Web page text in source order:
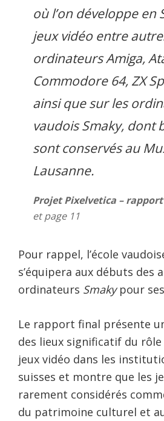
où l’on développe en
jeux vidéo entre
ordinateurs Amiga,
Commodore 64, ZX
ainsi que sur les
vaudois Smaky, dont
sont conservés au
Lausanne.
Projet Pixelvetica –
et page 11
Pour rappel, l’école
s’équipera aux débuts des
ordinateurs Smakypour
Le rapport final présente
des lieux significatif du
jeux vidéo dans les
suisses et montre que les
rarement considérés
du patrimoine culturel et